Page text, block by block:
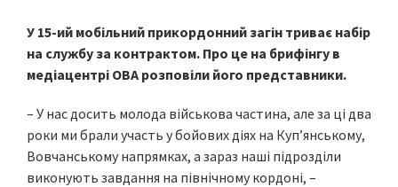
У 15-ий мобільний прикордонний загін триває набір
на службу за контрактом. Про це на брифінгу в
медіацентрі ОВА розповіли його представники.
– У нас досить молода військова частина, але за ці два
роки ми брали участь у бойових діях на Куп’янському,
Вовчанському напрямках, а зараз наші підрозділи
виконують завдання на північному кордоні, –